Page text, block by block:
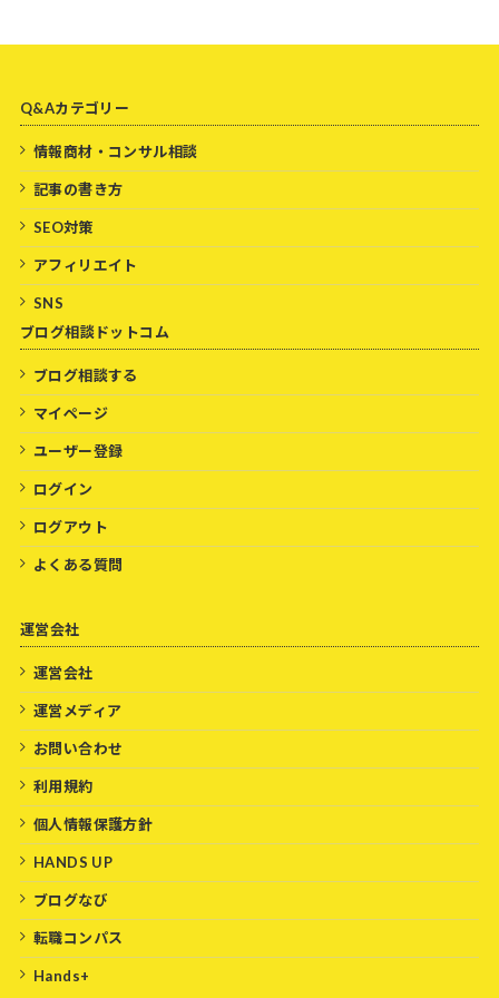
Q&Aカテゴリー
情報商材・コンサル相談
記事の書き方
SEO対策
アフィリエイト
SNS
ブログ相談ドットコム
ブログ相談する
マイページ
ユーザー登録
ログイン
ログアウト
よくある質問
運営会社
運営会社
運営メディア
お問い合わせ
利用規約
個人情報保護方針
HANDS UP
ブログなび
転職コンパス
Hands+